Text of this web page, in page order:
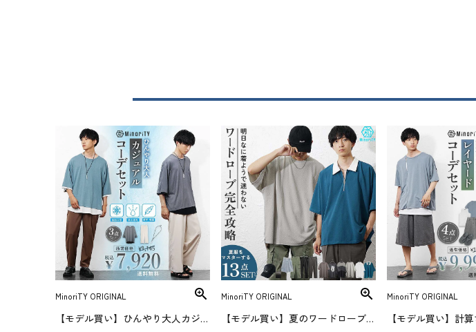
MinoriTY ORIGINAL
【モデル買い】ひんやり大人カジュアルコーデセット(送料無料)
MinoriTY ORIGINAL
【モデル買い】夏のワードローブ攻略セット(送料無料)
MinoriTY ORIGINAL